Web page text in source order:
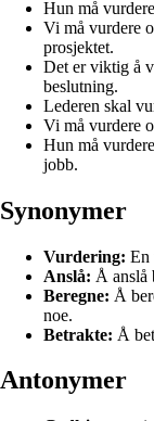
Hun må
Vi må vurdere
prosjektet.
Det er viktig å
beslutning.
Lederen skal
Vi må vurdere
Hun må
jobb.
Synonymer
Vurdering: En
Anslå: Å anslå
Beregne: Å
noe.
Betrakte: Å
Antonymer